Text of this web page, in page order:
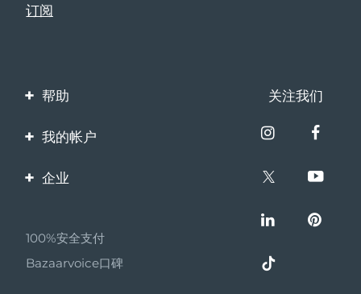
帮助
联系我们
保修与退换货
关注我们
我的帐户
产品注册
企业
伙伴计划
联盟新闻
100%安全支付
Bazaarvoice口碑